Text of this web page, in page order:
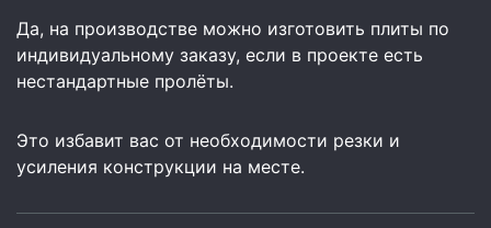
Да, на производстве можно изготовить плиты по
индивидуальному заказу, если в проекте есть
нестандартные пролёты.
Это избавит вас от необходимости резки и
усиления конструкции на месте.